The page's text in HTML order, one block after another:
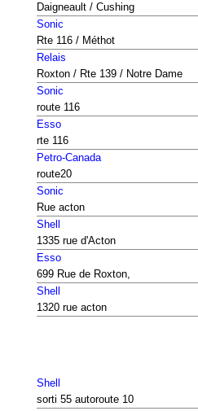
Daigneault / Cushing
Sonic
Rte 116 / Méthot
Relais
Roxton / Rte 139 / Notre Dame
Sonic
route 116
Esso
rte 116
Petro-Canada
route20
Sonic
Rue acton
Shell
1335 rue d'Acton
Esso
699 Rue de Roxton,
Shell
1320 rue acton
Shell
sorti 55 autoroute 10